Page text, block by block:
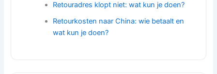
Retouradres klopt niet: wat kun je doen?
Retourkosten naar China: wie betaalt en
wat kun je doen?